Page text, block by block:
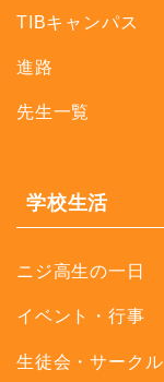
TIBキャンパス
進路
先生一覧
学校生活
ニジ高生の一日
イベント・行事
生徒会・サークル